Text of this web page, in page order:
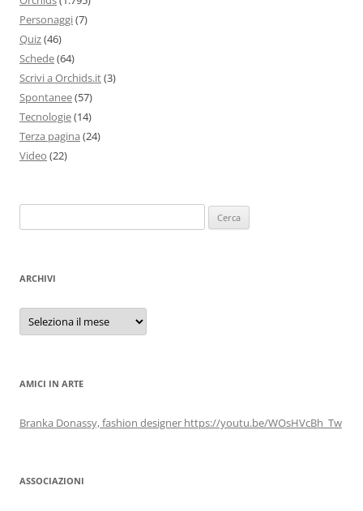
Personaggi(7)
Quiz(46)
Schede(64)
Scrivi a Orchids.it(3)
Spontanee(57)
Tecnologie(14)
Terza pagina (24)
Video (22)
per:
ARCHIVI
Archivi
AMICI IN ARTE
Branka Donassy, fashion designer https://youtu.be/WOsHVcBh_Tw
ASSOCIAZIONI